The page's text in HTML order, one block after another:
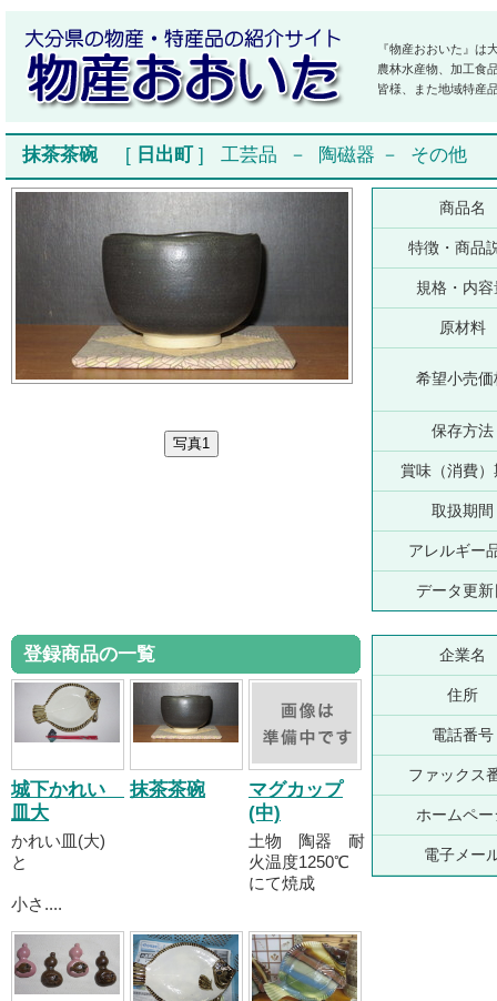
『物産おおいた』は
農林水産物、加工食
皆様、また地域特産
抹茶茶碗 [ 日出町 ] 工芸品 － 陶磁器 － その他
商品名
特徴・商品
規格・内容
原材料
希望小売価
保存方法
賞味（消費）
取扱期間
アレルギー
データ更新
登録商品の一覧
城下かれい
皿大
かれい皿(大)
と
小さ....
抹茶茶碗
マグカップ
(中)
土物 陶器 耐
火温度1250℃
にて焼成
企業名
住所
電話番号
ファックス
ホームペー
電子メー